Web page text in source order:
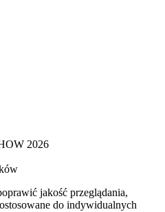
jakość przeglądania,
do indywidualnych